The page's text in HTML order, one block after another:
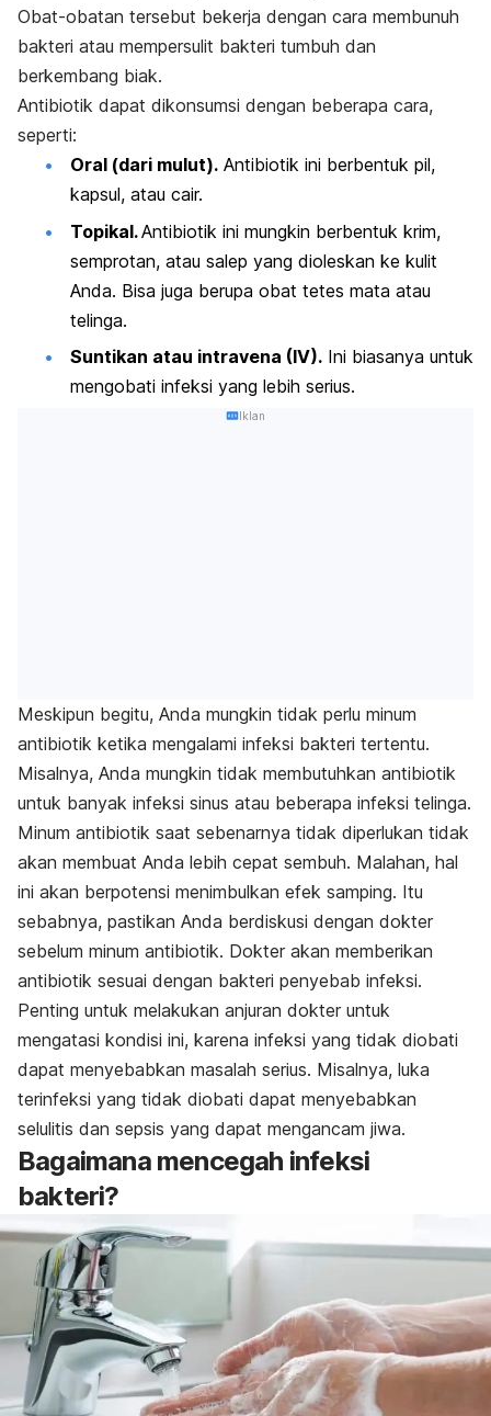
Obat-obatan tersebut bekerja dengan cara membunuh
bakteri atau mempersulit bakteri tumbuh dan
berkembang biak.
Antibiotik dapat dikonsumsi dengan beberapa cara,
seperti:
Oral (dari mulut). Antibiotik ini berbentuk pil,
kapsul, atau cair.
Topikal.Antibiotik ini mungkin berbentuk krim,
semprotan, atau salep yang dioleskan ke kulit
Anda. Bisa juga berupa obat tetes mata atau
telinga.
Suntikan atau intravena (IV). Ini biasanya untuk
mengobati infeksi yang lebih serius.
Iklan
Meskipun begitu, Anda mungkin tidak perlu minum
antibiotik ketika mengalami infeksi bakteri tertentu.
Misalnya, Anda mungkin tidak membutuhkan antibiotik
untuk banyak infeksi sinus atau beberapa infeksi telinga.
Minum antibiotik saat sebenarnya tidak diperlukan tidak
akan membuat Anda lebih cepat sembuh. Malahan, hal
ini akan berpotensi menimbulkan efek samping. Itu
sebabnya, pastikan Anda berdiskusi dengan dokter
sebelum minum antibiotik. Dokter akan memberikan
antibiotik sesuai dengan bakteri penyebab infeksi.
Penting untuk melakukan anjuran dokter untuk
mengatasi kondisi ini, karena infeksi yang tidak diobati
dapat menyebabkan masalah serius. Misalnya, luka
terinfeksi yang tidak diobati dapat menyebabkan
selulitis dan sepsis yang dapat mengancam jiwa.
Bagaimana mencegah infeksi
bakteri?